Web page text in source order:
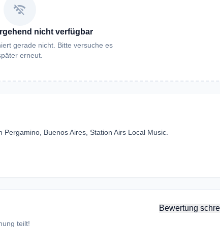
wifi_off
nicht verfügbar
gerade nicht. Bitte versuche es
erneut.
Buenos Aires, Station Airs Local Music.
Bewertung
teilt!